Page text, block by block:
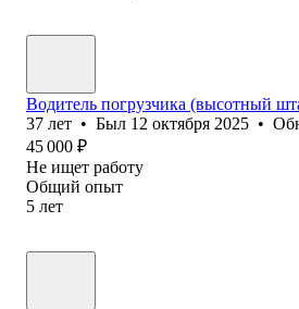
Водитель погрузчика (высотный
37 лет • Был 12 октября 2025 •
45 000 ₽
Не ищет работу
Общий опыт
5 лет